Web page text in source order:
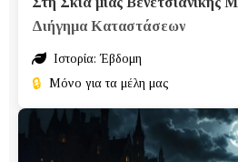
Διήγημα Καταστάσεων
Ιστορία: Έβδομη
🔒 Μόνο για τα μέλη μας